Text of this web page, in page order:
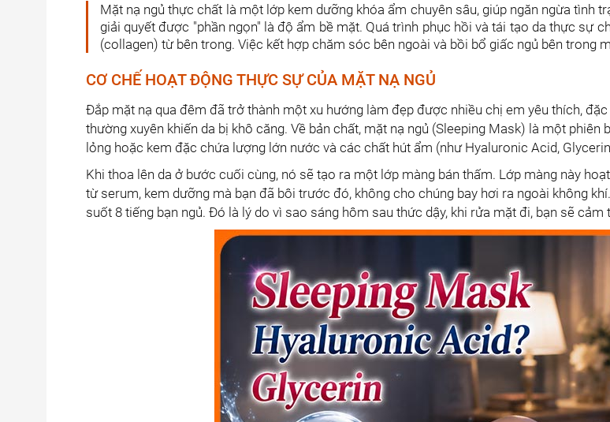
Mặt nạ ngủ thực chất là một lớp kem dưỡng khóa ẩm chuyên sâu, giúp ngăn ngừa tình
giải quyết được "phần ngọn" là độ ẩm bề mặt. Quá trình phục hồi và tái tạo da thực sự
(collagen) từ bên trong. Việc kết hợp chăm sóc bên ngoài và bồi bổ giấc ngủ bên trong
CƠ CHẾ HOẠT ĐỘNG THỰC SỰ CỦA MẶT NẠ NGỦ
Đắp mặt nạ qua đêm đã trở thành một xu hướng làm đẹp được nhiều chị em yêu thích,
thường xuyên khiến da bị khô căng. Về bản chất, mặt nạ ngủ (Sleeping Mask) là một
lỏng hoặc kem đặc chứa lượng lớn nước và các chất hút ẩm (như Hyaluronic Acid,
Khi thoa lên da ở bước cuối cùng, nó sẽ tạo ra một lớp màng bán thấm. Lớp màng này
từ serum, kem dưỡng mà bạn đã bôi trước đó, không cho chúng bay hơi ra ngoài không
suốt 8 tiếng bạn ngủ. Đó là lý do vì sao sáng hôm sau thức dậy, khi rửa mặt đi, bạn sẽ